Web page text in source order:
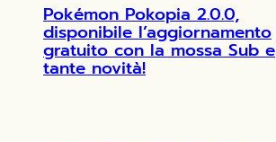
Pokémon Pokopia 2.0.0,
disponibile l’aggiornamento
gratuito con la mossa Sub e
tante novità!